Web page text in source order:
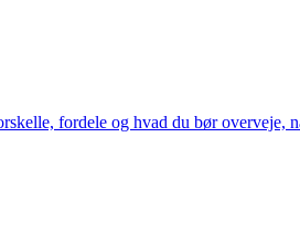
fordele og hvad du bør overveje,